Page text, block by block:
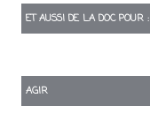
ET AUSSI DE LA DOC POUR :
AGIR